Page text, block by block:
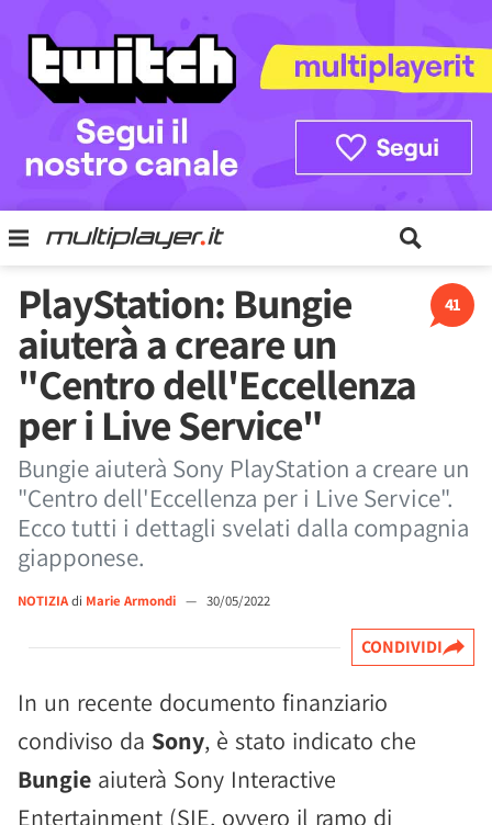
41
PlayStation: Bungie
aiuterà a creare un
"Centro dell'Eccellenza
per i Live Service"
Bungie aiuterà Sony PlayStation a creare un
"Centro dell'Eccellenza per i Live Service".
Ecco tutti i dettagli svelati dalla compagnia
giapponese.
NOTIZIAdi Marie Armondi — 30/05/2022
CONDIVIDI
In un recente documento finanziario
condiviso da Sony, è stato indicato che
Bungie aiuterà Sony Interactive
Entertainment (SIE, ovvero il ramo di